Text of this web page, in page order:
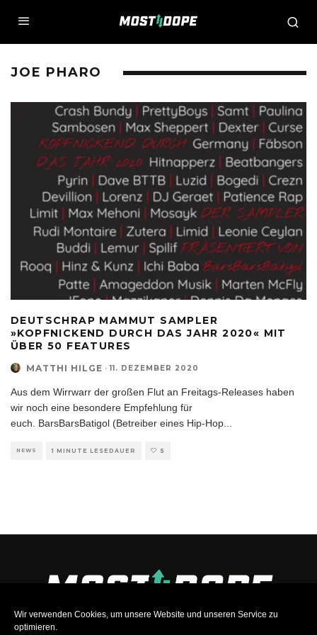
Wir verwenden Cookies, um unsere Website und unseren Service zu
optimieren.
JOE PHARO
DEUTSCHRAP MAMMUT SAMPLER
»KOPFNICKEND DURCH DAS JAHR 2020« MIT
ÜBER 50 FEATURES
MATTHI HILGE · 11. DEZEMBER 2020
Aus dem Wirrwarr der großen Flut an Freitags-Releases haben
wir noch eine besondere Empfehlung für
euch. BarsBarsBatigol (Betreiber eines Hip-Hop
NEWS 1 MINUTE LESEDAUER 5